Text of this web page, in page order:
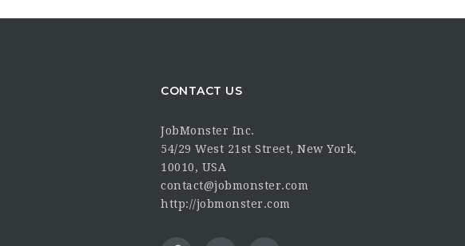
CONTACT US
JobMonster Inc.
54/29 West 21st Street, New York,
10010, USA
contact@jobmonster.com
http://jobmonster.com